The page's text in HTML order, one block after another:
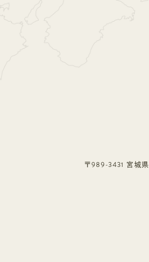
〒989-3431 宮城